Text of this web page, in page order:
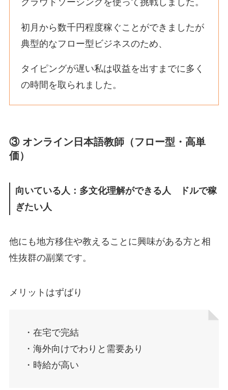
初月から数千円程度稼ぐことができましたが
典型的なフロー型ビジネスのため、
タイピングが遅い私は収益を出すまでに多く
の時間を取られました。
③ オンライン日本語教師（フロー型・高単
価）
向いている人：多文化理解ができる人 ドルで稼
ぎたい人
他にも地方移住や教えることに興味がある方と相
性抜群の副業です。
メリットはずばり
・在宅で完結
・海外向けでわりと需要あり
・時給が高い